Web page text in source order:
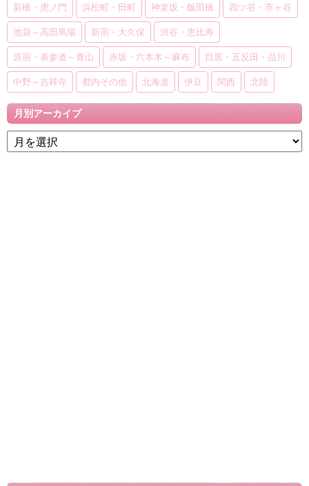
新橋・虎ノ門 浜松町・田町 神楽坂・飯田橋 四ツ谷・市ヶ谷
池袋～高田馬場 新宿・大久保 渋谷・恵比寿
原宿・表参道～青山 赤坂・六本木～麻布 目黒・五反田・品川
中野～吉祥寺 都内その他 北海道 伊豆 関西 北陸
月別アーカイブ